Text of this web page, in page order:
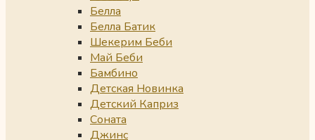
Белла
Белла Батик
Шекерим Беби
Май Беби
Бамбино
Детская Новинка
Детский Каприз
Соната
Джинс